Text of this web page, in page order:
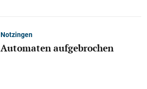
Notzingen
Automaten aufgebrochen